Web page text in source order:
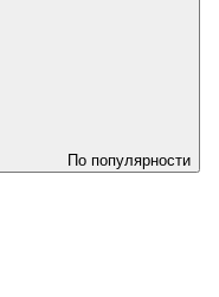
По популярности